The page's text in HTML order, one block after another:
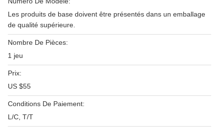
Les produits de base doivent être présentés dans un emballage
de qualité supérieure.
Nombre De Pièces:
1 jeu
Prix:
US $55
Conditions De Paiement:
L/C, T/T